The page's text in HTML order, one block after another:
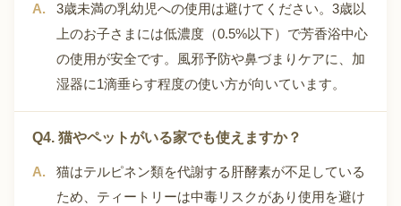
3歳未満の乳幼児への使用は避けてください。3歳以
上のお子さまには低濃度（0.5%以下）で芳香浴中心
の使用が安全です。風邪予防や鼻づまりケアに、加
湿器に1滴垂らす程度の使い方が向いています。
Q4. 猫やペットがいる家でも使えますか？
猫はテルピネン類を代謝する肝酵素が不足している
ため、ティートリーは中毒リスクがあり使用を避け